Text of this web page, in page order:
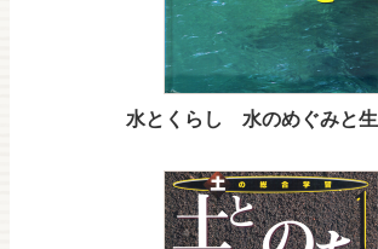
水とくらし 水のめぐみと